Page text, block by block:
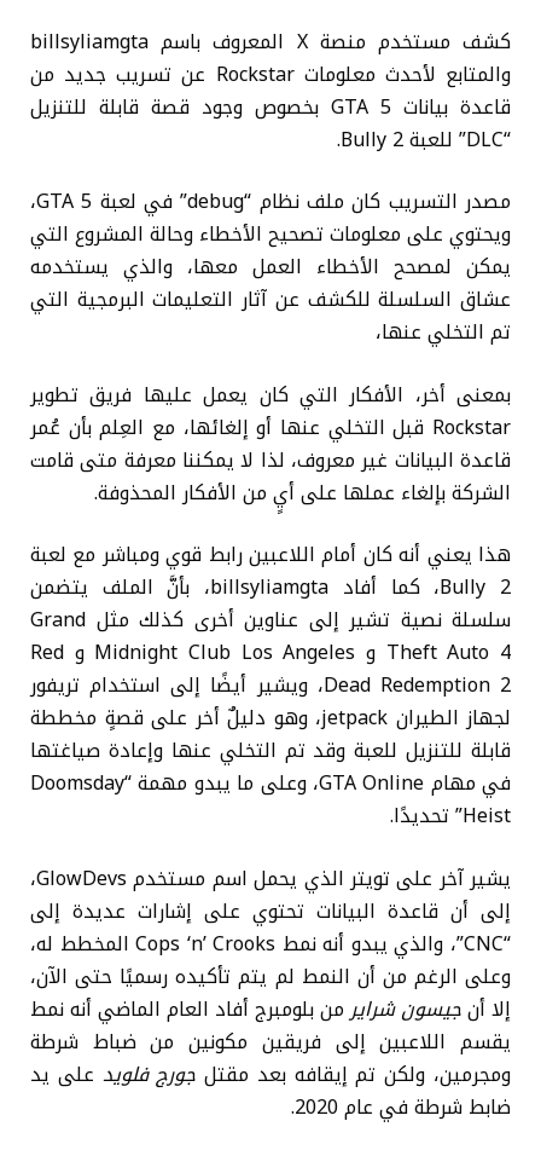
كشف مستخدم منصة X المعروف باسم billsyliamgta
والمتابع لأحدث معلومات Rockstar عن تسريب جديد من
قاعدة بيانات GTA 5 بخصوص وجود قصة قابلة للتنزيل
“DLC” للعبة Bully 2.
مصدر التسريب كان ملف نظام “debug” في لعبة GTA 5،
ويحتوي على معلومات تصحيح الأخطاء وحالة المشروع التي
يمكن لمصحح الأخطاء العمل معها، والذي يستخدمه
عشاق السلسلة للكشف عن آثار التعليمات البرمجية التي
تم التخلي عنها،
بمعنى أخر، الأفكار التي كان يعمل عليها فريق تطوير
Rockstar قبل التخلي عنها أو إلغائها، مع العِلم بأن عُمر
قاعدة البيانات غير معروف، لذا لا يمكننا معرفة متى قامت
الشركة بإلغاء عملها على أيٍ من الأفكار المحذوفة.
هذا يعني أنه كان أمام اللاعبين رابط قوي ومباشر مع لعبة
Bully 2، كما أفاد billsyliamgta، بأنَّ الملف يتضمن
سلسلة نصية تشير إلى عناوين أخرى كذلك مثل Grand
Theft Auto 4 و Midnight Club Los Angeles و Red
Dead Redemption 2، ويشير أيضًا إلى استخدام تريفور
لجهاز الطيران jetpack، وهو دليلٌ أخر على قصةٍ مخططة
قابلة للتنزيل للعبة وقد تم التخلي عنها وإعادة صياغتها
في مهام GTA Online، وعلى ما يبدو مهمة “Doomsday
Heist” تحديدًا.
يشير آخر على تويتر الذي يحمل اسم مستخدم GlowDevs،
إلى أن قاعدة البيانات تحتوي على إشارات عديدة إلى
“CNC”، والذي يبدو أنه نمط Cops ‘n’ Crooks المخطط له،
وعلى الرغم من أن النمط لم يتم تأكيده رسميًا حتى الآن،
إلا أنجيسون شرايرمن بلومبرج أفاد العام الماضي أنه نمط
يقسم اللاعبين إلى فريقين مكونين من ضباط شرطة
ومجرمين، ولكن تم إيقافه بعد مقتلجورج فلويد على يد
ضابط شرطة في عام 2020.